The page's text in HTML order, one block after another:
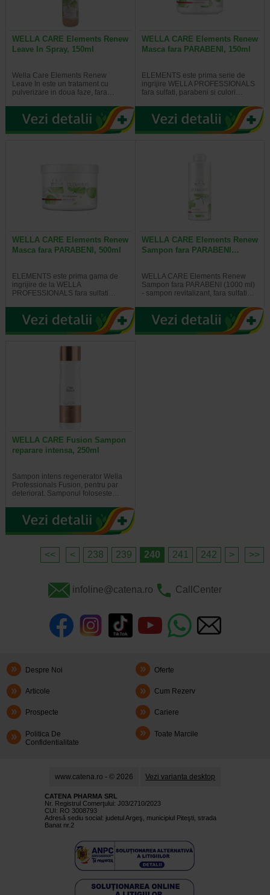
WELLA CARE Elements Renew
Leave In Spray, 150ml
Wella Care Elements Renew
Leave In este un tratament cu
pulverizare in doua faze, fara…
WELLA CARE Elements Renew
Masca fara PARABENI, 150ml
ELEMENTS este prima serie de
ingrijire WELLA PROFESSIONALS
fara sulfati, parabeni si culori…
WELLA CARE Elements Renew
Masca fara PARABENI, 500ml
ELEMENTS este prima gama de
ingrijire de la WELLA
PROFESSIONALS fara sulfati…
WELLA CARE Elements Renew
Sampon fara PARABENI…
WELLA CARE Elements Renew
Sampon fara PARABENI (1000 ml)
- sampon revitalizant, fara sulfati…
WELLA CARE Fusion Sampon
reparare intensa, 250ml
Sampon intens regenerator Wella
Professionals Fusion, pentru par
deteriorat. Samponul foloseste…
<< < 238 239 240 241 242 > >>
infoline@catena.ro CallCenter
Despre Noi Oferte
Articole Cum Rezerv
Prospecte Cariere
Politica De
Confidentialitate
Toate Marcile
www.catena.ro - © 2026 Vezi varianta desktop
CATENA PHARMA SRL
Nr. Registrul Comerţului: J03/2710/2023
CUI: RO 3008793
Adresă sediu social: judetul Argeş, municipiul Piteşti, strada
Banat nr.2